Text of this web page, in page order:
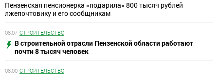
Пензенская пенсионерка «подарила» 800 тысяч рублей
лжепочтовику и его сообщникам
08:07 СТРОИТЕЛЬСТВО
В строительной отрасли Пензенской области работают
почти 8 тысяч человек
08:00 СТРОИТЕЛЬСТВО